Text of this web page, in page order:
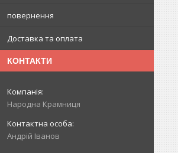
повернення
Доставка та оплата
КОНТАКТИ
Народна Крамниця
Андрій Іванов